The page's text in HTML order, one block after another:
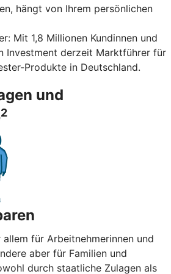
hängt von Ihrem persönlichen
Mit 1,8 Millionen Kundinnen und
Investment derzeit Marktführer für
Produkte in Deutschland.
und
2
für Arbeitnehmerinnen und
aber für Familien und
durch staatliche Zulagen als